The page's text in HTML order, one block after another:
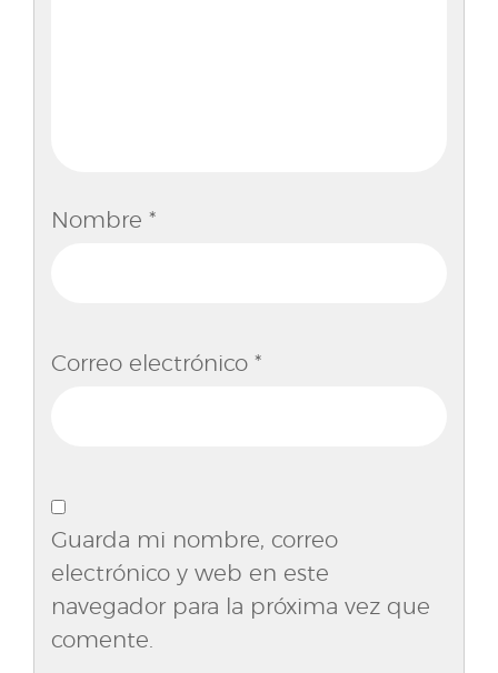
Nombre *
Correo electrónico *
Guarda mi nombre, correo
electrónico y web en este
navegador para la próxima vez que
comente.